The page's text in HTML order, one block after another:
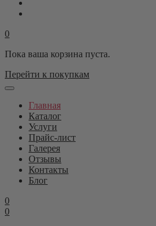
0
Пока ваша корзина пуста.
Перейти к покупкам
Главная
Каталог
Услуги
Прайс-лист
Галерея
Отзывы
Контакты
Блог
0
0